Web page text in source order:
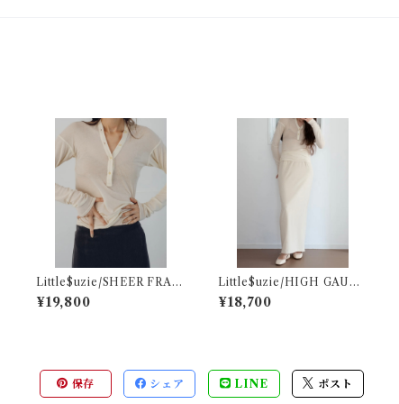
Little$uzie/SHEER FRAIS
E DISTORTED HENRY(E
cru)
¥19,800
Little$uzie/HIGH GAUGE
PILE LONG SKIRT(Ivor
y)
¥18,700
保存 シェア LINE ポスト